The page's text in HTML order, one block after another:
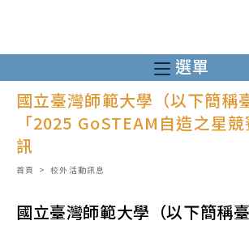
至
主
容
選單
國立臺灣師範大學（以下簡稱
「2025 GoSTEAM自造之星
訊
首頁 > 校外活動訊息
國立臺灣師範大學（以下簡稱